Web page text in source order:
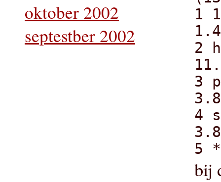
oktober 2002
septestber 2002
1
2
3
4
5
bij